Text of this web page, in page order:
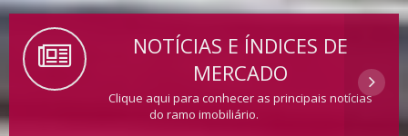
NOTÍCIAS E ÍNDICES DE
MERCADO
Clique aqui para conhecer as principais notícias
do ramo imobiliário.